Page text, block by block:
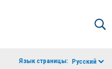
Язык страницы: Русский